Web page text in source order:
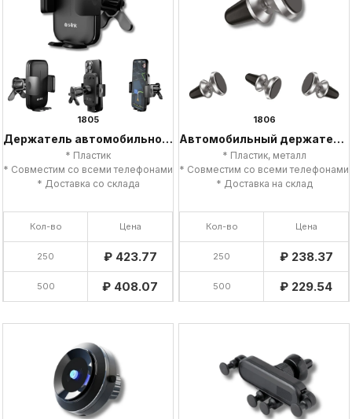
1805
Держатель автомобильного телефона
* Пластик
* Совместим со всеми телефонами
* Доставка со склада
Кол-во Цена
250 ₽ 423.77
500 ₽ 408.07
1806
Автомобильный держатель для телефона
* Пластик, металл
* Совместим со всеми телефонами
* Доставка на склад
Кол-во Цена
250 ₽ 238.37
500 ₽ 229.54